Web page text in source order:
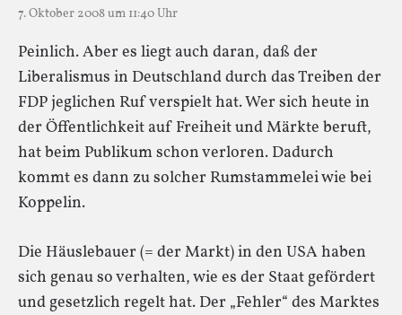
7. Oktober 2008 um 11:40 Uhr
Peinlich. Aber es liegt auch daran, daß der
Liberalismus in Deutschland durch das Treiben der
FDP jeglichen Ruf verspielt hat. Wer sich heute in
der Öffentlichkeit auf Freiheit und Märkte beruft,
hat beim Publikum schon verloren. Dadurch
kommt es dann zu solcher Rumstammelei wie bei
Koppelin.
Die Häuslebauer (= der Markt) in den USA haben
sich genau so verhalten, wie es der Staat gefördert
und gesetzlich regelt hat. Der „Fehler“ des Marktes